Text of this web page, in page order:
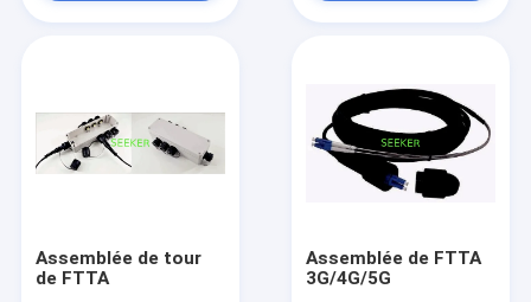
Assemblée de tour
de FTTA
Assemblée de FTTA
3G/4G/5G